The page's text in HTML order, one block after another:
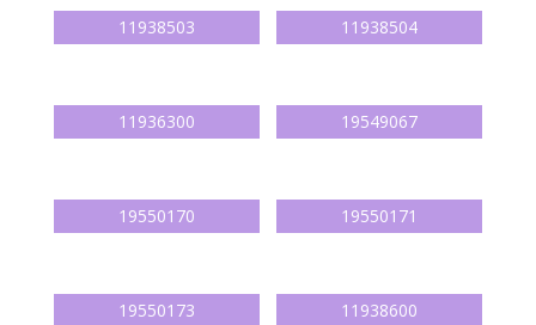
11938503 11938504
11936300 19549067
19550170 19550171
19550173 11938600